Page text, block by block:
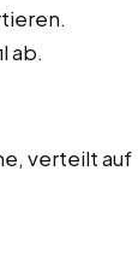
ab.
verteilt auf